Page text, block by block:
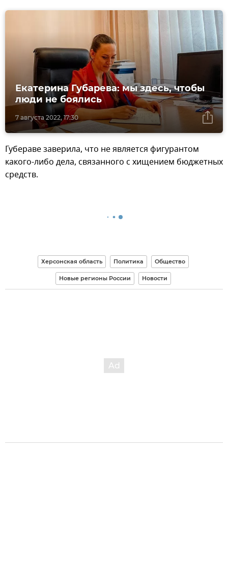
7 августа 2022, 17:30
Екатерина Губарева: мы здесь, чтобы
люди не боялись
Губераве заверила, что не является фигурантом
какого-либо дела, связанного с хищением бюджетных
средств.
Херсонская область Политика Общество
Новые регионы России Новости